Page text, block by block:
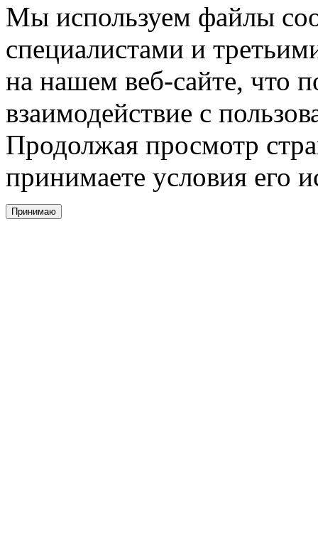
Мы используем файлы
специалистами и
на нашем веб-сайте, что
взаимодействие с
Продолжая просмотр
принимаете условия его
Принимаю